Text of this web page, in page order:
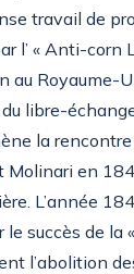
travail de
l’ « Anti-corn
au Royaume-
libre-
la
Molinari en
L’année
succès de la
l’abolition